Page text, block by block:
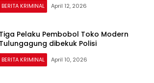
BERITA KRIMINAL April 12, 2026
Tiga Pelaku Pembobol Toko Modern
Tulungagung dibekuk Polisi
BERITA KRIMINAL April 10, 2026